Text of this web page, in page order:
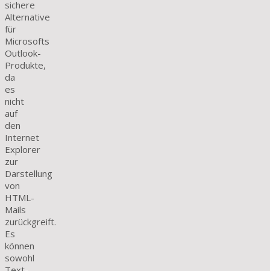
sichere
Alternative
für
Microsofts
Outlook-
Produkte,
da
es
nicht
auf
den
Internet
Explorer
zur
Darstellung
von
HTML-
Mails
zurückgreift.
Es
können
sowohl